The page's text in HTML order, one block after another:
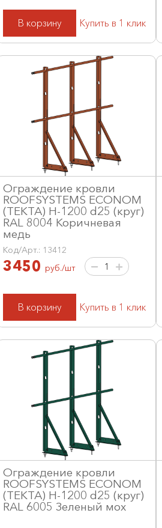
В корзину Купить в 1 клик
Ограждение кровли
ROOFSYSTEMS ECONOM
(ТЕКТА) H-1200 d25 (круг)
RAL 8004 Коричневая
медь
Код/Арт.: 13412
3450 руб./шт
В корзину Купить в 1 клик
Ограждение кровли
ROOFSYSTEMS ECONOM
(ТЕКТА) H-1200 d25 (круг)
RAL 6005 Зеленый мох